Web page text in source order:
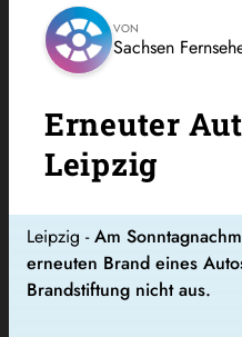
VON
Sachsen
Erneuter
Leipzig
Leipzig -Am
erneuten Brand eines
Brandstiftung nicht aus.